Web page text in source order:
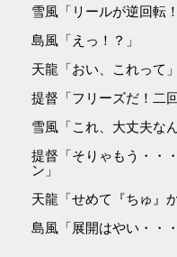
雪風「リールが逆回転
島風「えっ！？」
天龍「おい、これって」
提督「フリーズだ！二
雪風「これ、大丈夫な
提督「そりゃもう・・
ン」
天龍「せめて『ちゅ』
島風「展開はやい・・・